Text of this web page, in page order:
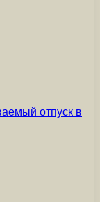
отпуск в